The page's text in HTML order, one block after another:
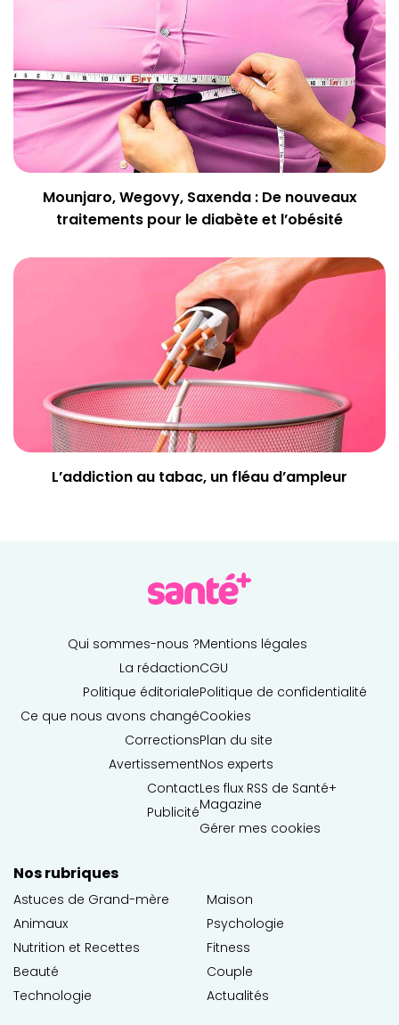
Mounjaro, Wegovy, Saxenda : De nouveaux
traitements pour le diabète et l’obésité
L’addiction au tabac, un fléau d’ampleur
Qui sommes-nous ?
La rédaction
Politique éditoriale
Ce que nous avons changé
Corrections
Avertissement
Contact
Publicité
Mentions légales
CGU
Politique de confidentialité
Cookies
Plan du site
Nos experts
Les flux RSS de Santé+
Magazine
Gérer mes cookies
Nos rubriques
Astuces de Grand-mère
Animaux
Nutrition et Recettes
Beauté
Technologie
Maison
Psychologie
Fitness
Couple
Actualités